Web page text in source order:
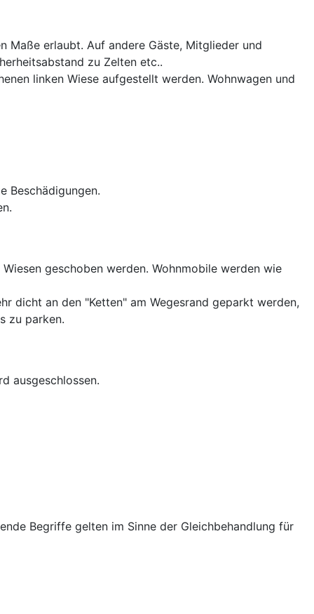
Maße erlaubt. Auf andere Gäste, Mitglieder und
zu Zelten etc..
linken Wiese aufgestellt werden. Wohnwagen und
Beschädigungen.
geschoben werden. Wohnmobile werden wie
dicht an den "Ketten" am Wegesrand geparkt werden,
zu parken.
ausgeschlossen.
Begriffe gelten im Sinne der Gleichbehandlung für